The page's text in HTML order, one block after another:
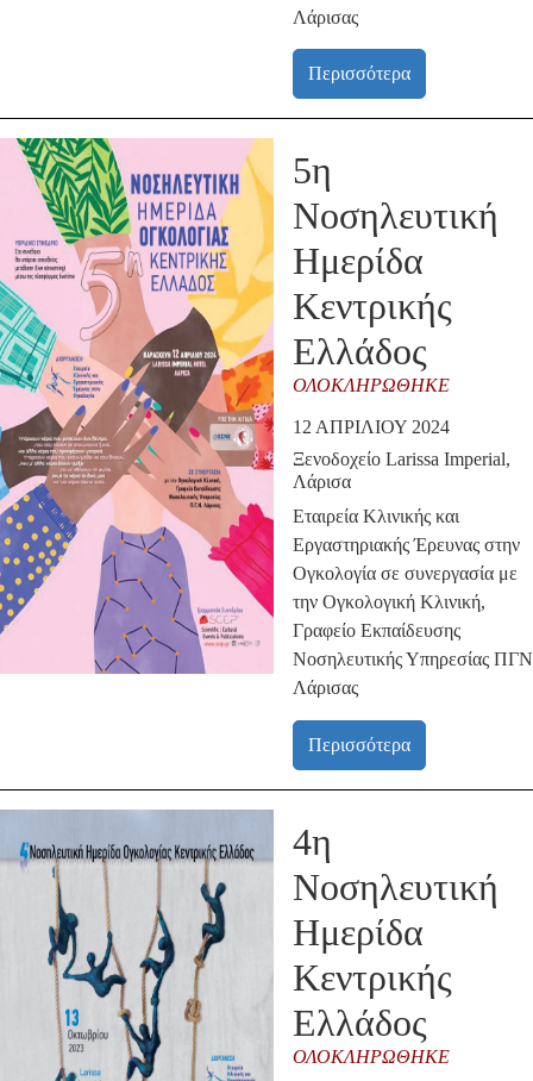
Λάρισας
Περισσότερα
5η
Νοσηλευτική
Ημερίδα
Κεντρικής
Ελλάδος
ΟΛΟΚΛΗΡΏΘΗΚΕ
12 ΑΠΡΙΛΊΟΥ 2024
Ξενοδοχείο Larissa Imperial,
Λάρισα
Εταιρεία Κλινικής και
Εργαστηριακής Έρευνας στην
Ογκολογία σε συνεργασία με
την Ογκολογική Κλινική,
Γραφείο Εκπαίδευσης
Νοσηλευτικής Υπηρεσίας ΠΓΝ
Λάρισας
Περισσότερα
4η
Νοσηλευτική
Ημερίδα
Κεντρικής
Ελλάδος
ΟΛΟΚΛΗΡΏΘΗΚΕ